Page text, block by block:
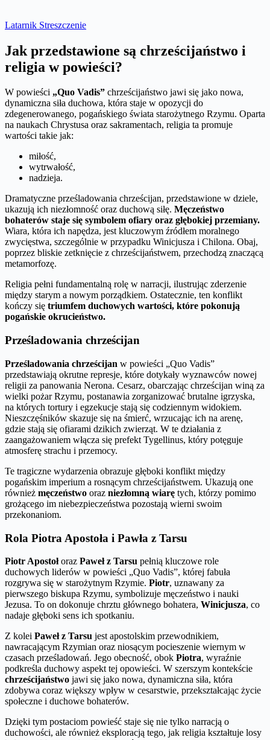
Latarnik Streszczenie
Jak przedstawione są chrześcijaństwo i
religia w powieści?
W powieści „Quo Vadis” chrześcijaństwo jawi się jako nowa,
dynamiczna siła duchowa, która staje w opozycji do
zdegenerowanego, pogańskiego świata starożytnego Rzymu. Oparta
na naukach Chrystusa oraz sakramentach, religia ta promuje
wartości takie jak:
miłość,
wytrwałość,
nadzieja.
Dramatyczne prześladowania chrześcijan, przedstawione w dziele,
ukazują ich niezłomność oraz duchową siłę. Męczeństwo
bohaterów staje się symbolem ofiary oraz głębokiej przemiany.
Wiara, która ich napędza, jest kluczowym źródłem moralnego
zwycięstwa, szczególnie w przypadku Winicjusza i Chilona. Obaj,
poprzez bliskie zetknięcie z chrześcijaństwem, przechodzą znaczącą
metamorfozę.
Religia pełni fundamentalną rolę w narracji, ilustrując zderzenie
między starym a nowym porządkiem. Ostatecznie, ten konflikt
kończy się triumfem duchowych wartości, które pokonują
pogańskie okrucieństwo.
Prześladowania chrześcijan
Prześladowania chrześcijan w powieści „Quo Vadis”
przedstawiają okrutne represje, które dotykały wyznawców nowej
religii za panowania Nerona. Cesarz, obarczając chrześcijan winą za
wielki pożar Rzymu, postanawia zorganizować brutalne igrzyska,
na których tortury i egzekucje stają się codziennym widokiem.
Nieszczęśników skazuje się na śmierć, wrzucając ich na arenę,
gdzie stają się ofiarami dzikich zwierząt. W te działania z
zaangażowaniem włącza się prefekt Tygellinus, który potęguje
atmosferę strachu i przemocy.
Te tragiczne wydarzenia obrazuje głęboki konflikt między
pogańskim imperium a rosnącym chrześcijaństwem. Ukazują one
również męczeństwo oraz niezłomną wiarę tych, którzy pomimo
grożącego im niebezpieczeństwa pozostają wierni swoim
przekonaniom.
Rola Piotra Apostoła i Pawła z Tarsu
Piotr Apostołoraz Paweł z Tarsu pełnią kluczowe role
duchowych liderów w powieści „Quo Vadis”, której fabuła
rozgrywa się w starożytnym Rzymie. Piotr, uznawany za
pierwszego biskupa Rzymu, symbolizuje męczeństwo i nauki
Jezusa. To on dokonuje chrztu głównego bohatera, Winicjusza, co
nadaje głęboki sens ich spotkaniu.
Z kolei Paweł z Tarsu jest apostolskim przewodnikiem,
nawracającym Rzymian oraz niosącym pocieszenie wiernym w
czasach prześladowań. Jego obecność, obok Piotra, wyraźnie
podkreśla duchowy aspekt tej opowieści. W szerszym kontekście
chrześcijaństwo jawi się jako nowa, dynamiczna siła, która
zdobywa coraz większy wpływ w cesarstwie, przekształcając życie
społeczne i duchowe bohaterów.
Dzięki tym postaciom powieść staje się nie tylko narracją o
duchowości, ale również eksploracją tego, jak religia kształtuje losy